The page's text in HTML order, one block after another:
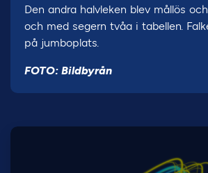
Den andra halvleken blev mållös
och med segern tvåa i tabellen.
på jumboplats.
FOTO: Bildbyrån